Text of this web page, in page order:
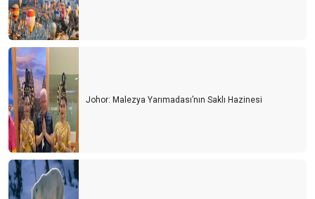
Johor: Malezya Yarımadası’nın Saklı Hazinesi